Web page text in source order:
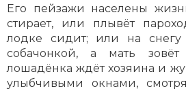
Его пейзажи населены
стирает, или плывёт
лодке сидит; или на снегу
собачонкой, а мать
лошадёнка ждёт хозяина и
улыбчивыми окнами,